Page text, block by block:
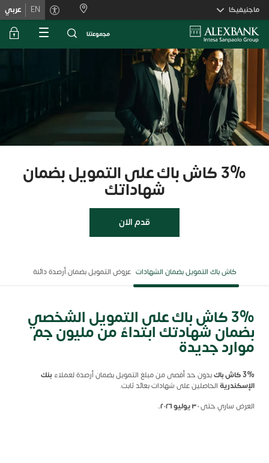
Skiplinks
ماجنيفيكا EN عربي
ﻣﺟﻣوﻋﺗﻧﺎ
3% كاش باك على التمويل بضمان
شهاداتك
قدم الان
كاش باك التمويل بضمان الشهادات عروض التمويل بضمان أرصدة دائنة
3% كاش باك على التمويل الشخصي
بضمان شهادتك ابتداءً من مليون جم
موارد جديدة
3% كاش باك بدون حد أقصى من مبلغ التمويل بضمان أرصدة لعملاء بنك
الإسكندرية الحاصلين على شهادات بعائد ثابت.
العرض ساري حتى